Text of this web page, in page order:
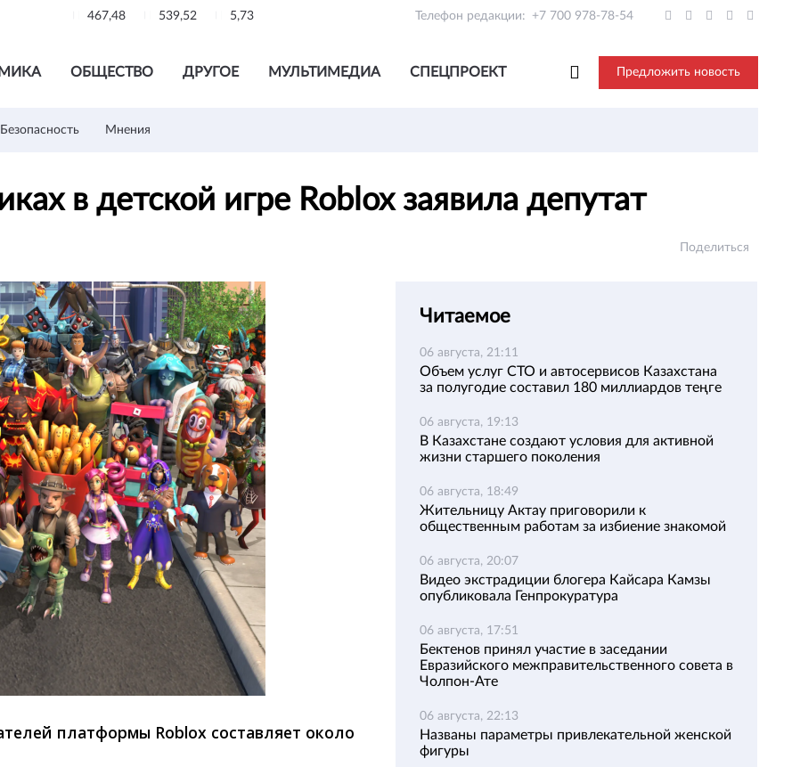
467,48 539,52 5,73 Телефон редакции: +7 700 978-78-54
ОБЩЕСТВО ДРУГОЕ МУЛЬТИМЕДИА СПЕЦПРОЕКТ Предложить новость
Безопасность Мнения
в детской игре Roblox заявила депутат
Поделиться
платформы Roblox составляет около
Читаемое
06 августа, 21:11
Объем услуг СТО и автосервисов Казахстана
за полугодие составил 180 миллиардов теңге
06 августа, 19:13
В Казахстане создают условия для активной
жизни старшего поколения
06 августа, 18:49
Жительницу Актау приговорили к
общественным работам за избиение знакомой
06 августа, 20:07
Видео экстрадиции блогера Кайсара Камзы
опубликовала Генпрокуратура
06 августа, 17:51
Бектенов принял участие в заседании
Евразийского межправительственного совета в
Чолпон-Ате
06 августа, 22:13
Названы параметры привлекательной женской
фигуры